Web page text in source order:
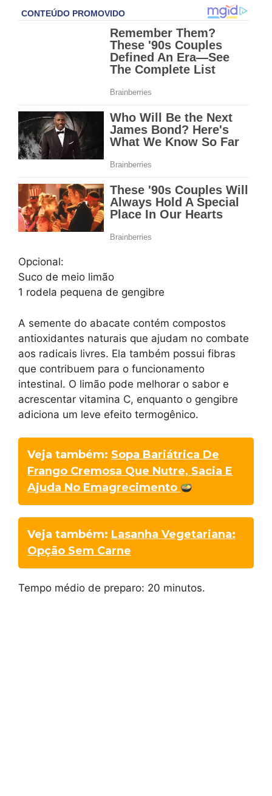
Opcional:
Suco de meio limão
1 rodela pequena de gengibre
A semente do abacate contém compostos
antioxidantes naturais que ajudam no combate
aos radicais livres. Ela também possui fibras
que contribuem para o funcionamento
intestinal. O limão pode melhorar o sabor e
acrescentar vitamina C, enquanto o gengibre
adiciona um leve efeito termogênico.
Veja também: Sopa Bariátrica De
Frango Cremosa Que Nutre, Sacia E
Ajuda No Emagrecimento
Veja também: Lasanha Vegetariana:
Opção Sem Carne
Tempo médio de preparo: 20 minutos.